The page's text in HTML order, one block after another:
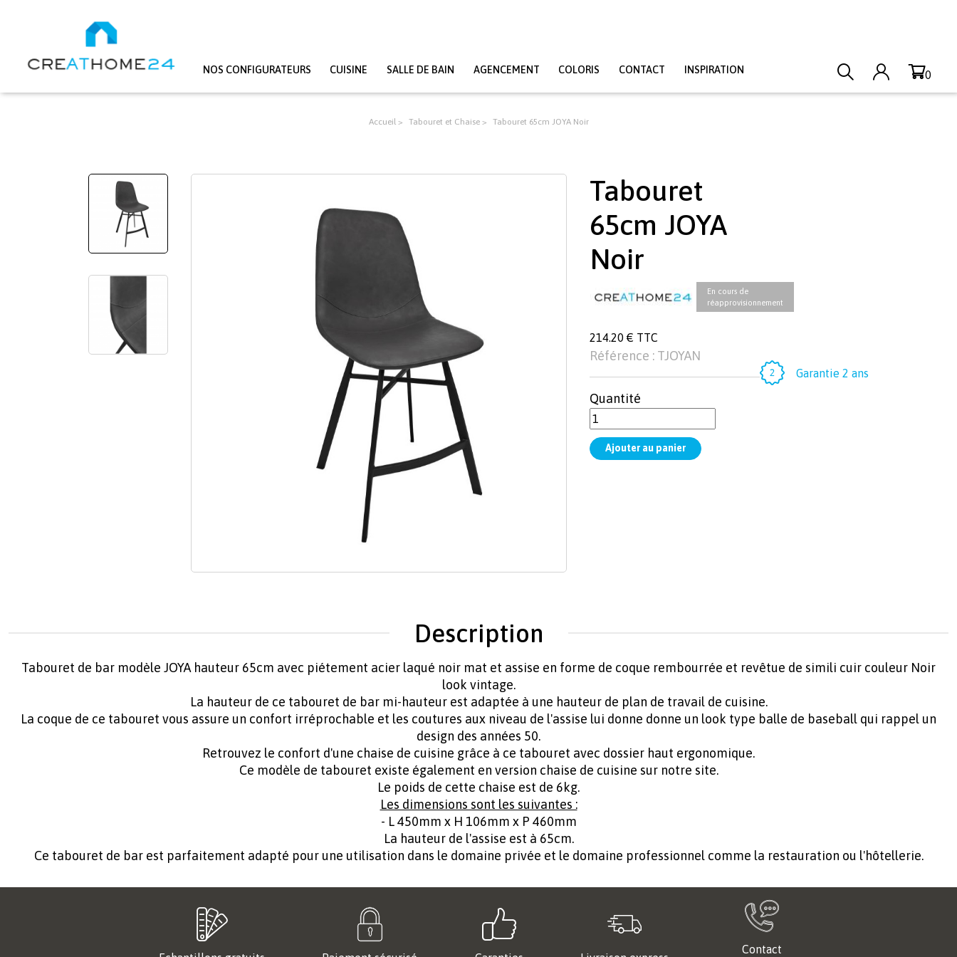
NOS CONFIGURATEURS CUISINE SALLE DE BAIN AGENCEMENT COLORIS CONTACT INSPIRATION 0
Accueil Tabouret et Chaise Tabouret 65cm JOYA Noir
Tabouret
65cm JOYA
Noir
En cours de
réapprovisionnement
214.20 € TTC
Référence : TJOYAN
Quantité
Garantie 2 ans
Description
Tabouret de bar modèle JOYA hauteur 65cm avec piétement acier laqué noir mat et assise en forme de coque rembourrée et revêtue de simili cuir couleur Noir
look vintage.
La hauteur de ce tabouret de bar mi-hauteur est adaptée à une hauteur de plan de travail de cuisine.
La coque de ce tabouret vous assure un confort irréprochable et les coutures aux niveau de l'assise lui donne donne un look type balle de baseball qui rappel un
design des années 50.
Retrouvez le confort d'une chaise de cuisine grâce à ce tabouret avec dossier haut ergonomique.
Ce modèle de tabouret existe également en version chaise de cuisine sur notre site.
Le poids de cette chaise est de 6kg.
Les dimensions sont les suivantes :
- L 450mm x H 106mm x P 460mm
La hauteur de l'assise est à 65cm.
Ce tabouret de bar est parfaitement adapté pour une utilisation dans le domaine privée et le domaine professionnel comme la restauration ou l'hôtellerie.
Contact